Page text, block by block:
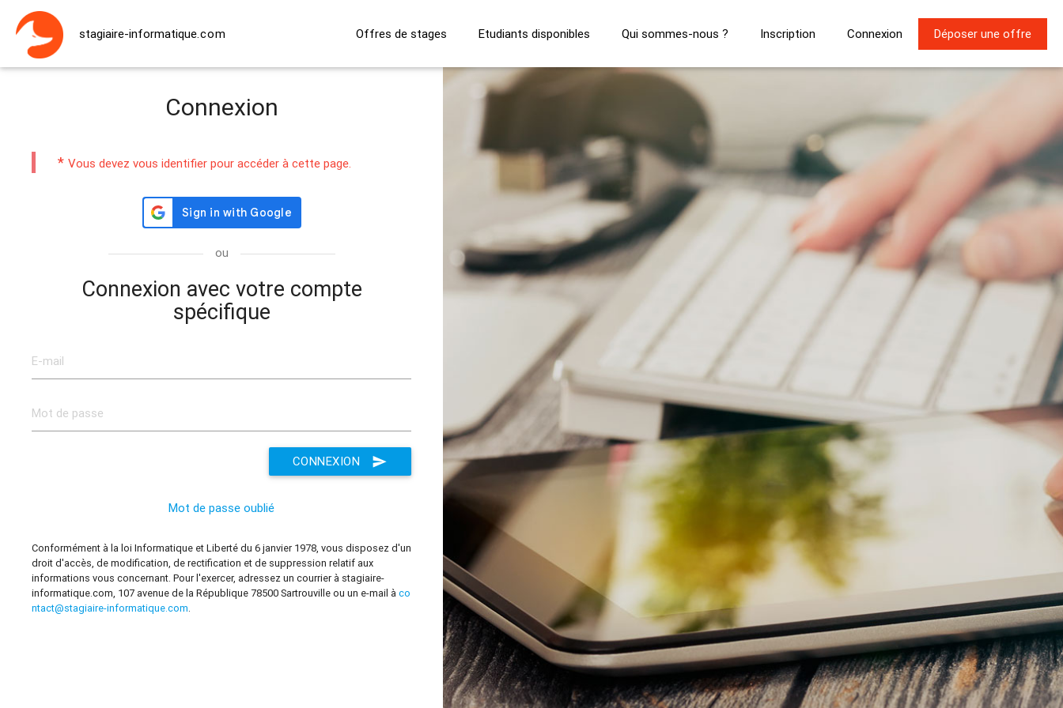
stagiaire-informatique.com Offres de stages Etudiants disponibles Qui sommes-nous ? Inscription Connexion Déposer une offre
Connexion
* Vous devez vous identifier pour accéder à cette page.
ou
Connexion avec votre compte
spécifique
CONNEXION send
Mot de passe oublié
Conformément à la loi Informatique et Liberté du 6 janvier 1978, vous disposez d'un
droit d'accès, de modification, de rectification et de suppression relatif aux
informations vous concernant. Pour l'exercer, adressez un courrier à stagiaire-
informatique.com, 107 avenue de la République 78500 Sartrouville ou un e-mail àco
ntact@stagiaire-informatique.com.